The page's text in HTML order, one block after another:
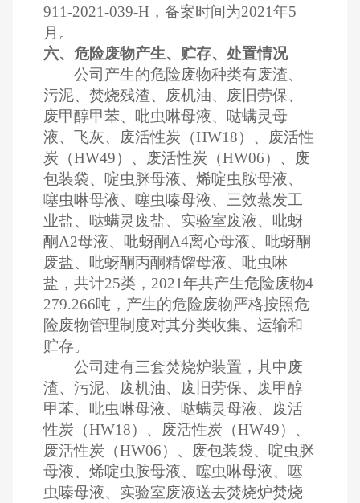
911-2021-039-H，备案时间为2021年5
月。
六、危险废物产生、贮存、处置情况
公司产生的危险废物种类有废渣、
污泥、焚烧残渣、废机油、废旧劳保、
废甲醇甲苯、吡虫啉母液、哒螨灵母
液、飞灰、废活性炭（HW18）、废活性
炭（HW49）、废活性炭（HW06）、废
包装袋、啶虫脒母液、烯啶虫胺母液、
噻虫啉母液、噻虫嗪母液、三效蒸发工
业盐、哒螨灵废盐、实验室废液、吡蚜
酮A2母液、吡蚜酮A4离心母液、吡蚜酮
废盐、吡蚜酮丙酮精馏母液、吡虫啉
盐，共计25类，2021年共产生危险废物4
279.266吨，产生的危险废物严格按照危
险废物管理制度对其分类收集、运输和
贮存。
公司建有三套焚烧炉装置，其中废
渣、污泥、废机油、废旧劳保、废甲醇
甲苯、吡虫啉母液、哒螨灵母液、废活
性炭（HW18）、废活性炭（HW49）、
废活性炭（HW06）、废包装袋、啶虫脒
母液、烯啶虫胺母液、噻虫啉母液、噻
虫嗪母液、实验室废液送去焚烧炉焚烧